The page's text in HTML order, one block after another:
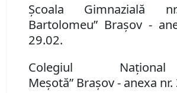
Şcoala Gimnazială
Bartolomeu” Braşov -
29.02.
Colegiul
Meşotă” Braşov- anexa nr.